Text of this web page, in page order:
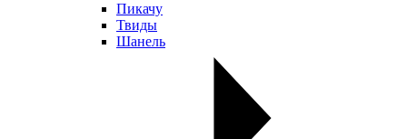
Пикачу
Твиды
Шанель